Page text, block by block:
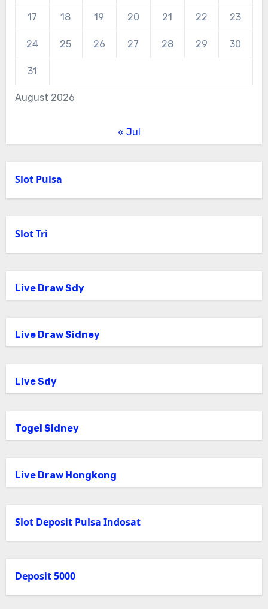
August 2026
17 18 19 20 21 22 23
24 25 26 27 28 29 30
31
« Jul
Slot Pulsa
Slot Tri
Live Draw Sdy
Live Draw Sidney
Live Sdy
Togel Sidney
Live Draw Hongkong
Slot Deposit Pulsa Indosat
Deposit 5000